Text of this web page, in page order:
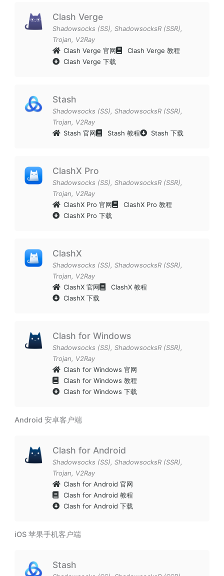
Clash Verge
Shadowsocks (SS), ShadowsocksR (SSR),
Trojan, V2Ray
Clash Verge 官网
Clash Verge 教程
Clash Verge 下载
Stash
Shadowsocks (SS), ShadowsocksR (SSR),
Trojan, V2Ray
Stash 官网
Stash 教程 Stash 下载
ClashX Pro
Shadowsocks (SS), ShadowsocksR (SSR),
Trojan, V2Ray
ClashX Pro 官网
ClashX Pro 教程
ClashX Pro 下载
ClashX
Shadowsocks (SS), ShadowsocksR (SSR),
Trojan, V2Ray
ClashX 官网
ClashX 教程
ClashX 下载
Clash for Windows
Shadowsocks (SS), ShadowsocksR (SSR),
Trojan, V2Ray
Clash for Windows 官网
Clash for Windows 教程
Clash for Windows 下载
Android 安卓客户端
Clash for Android
Shadowsocks (SS), ShadowsocksR (SSR),
Trojan, V2Ray
Clash for Android 官网
Clash for Android 教程
Clash for Android 下载
iOS 苹果手机客户端
Stash